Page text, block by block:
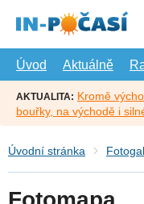
hlavní
Úvod
Aktuálně
AKTUALITA: Kromě
bouřky, na východě i
Úvodní stránka